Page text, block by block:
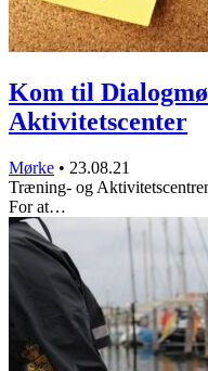
Kom til
Aktivitetscenter
Mørke • 23.08.21
Træning- og
For at…